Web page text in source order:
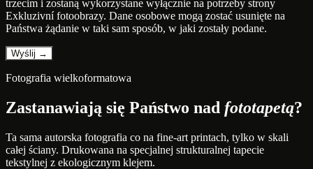
trzecim i zostaną wykorzystane wyłącznie na potrzeby strony
Exkluzivní fotoobrazy. Dane osobowe mogą zostać usunięte na
Państwa żądanie w taki sam sposób, w jaki zostały podane.
Fotografia wielkoformatowa
Zastanawiają się Państwo nad fototapetą?
Ta sama autorska fotografia co na fine-art printach, tylko w skali
całej ściany. Drukowana na specjalnej strukturalnej tapecie
tekstylnej z ekologicznym klejem.